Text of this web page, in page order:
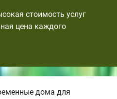
стоимость услуг
цена каждого
дома для